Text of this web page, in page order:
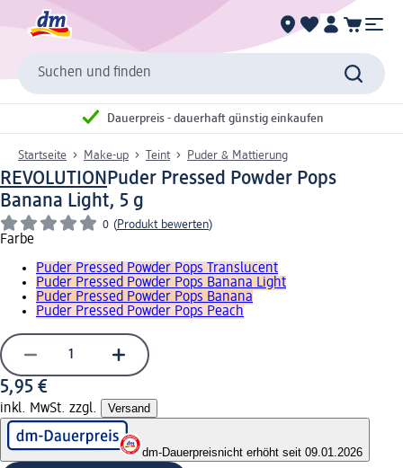
Suchen und finden
Dauerpreis - dauerhaft günstig einkaufen
Startseite Make-up Teint Puder & Mattierung
REVOLUTIONPuder Pressed Powder Pops
Banana Light, 5 g
0 (Produkt bewerten)
Farbe
Puder Pressed Powder Pops Translucent
Puder Pressed Powder Pops Banana Light
Puder Pressed Powder Pops Banana
Puder Pressed Powder Pops Peach
5,95 €
inkl. MwSt. zzgl. Versand
dm-Dauerpreisnicht erhöht seit 09.01.2026